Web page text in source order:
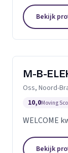
Bekijk
M-B-
Oss, Noord-
10,0Moving
WELCOME
Bekijk